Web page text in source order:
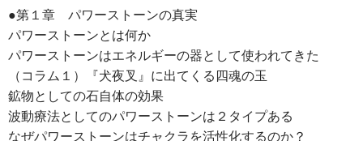
●第１章 パワーストーンの真実
パワーストーンとは何か
パワーストーンはエネルギーの器として使われてきた
（コラム１）『犬夜叉』に出てくる四魂の玉
鉱物としての石自体の効果
波動療法としてのパワーストーンは２タイプある
なぜパワーストーンはチャクラを活性化するのか？